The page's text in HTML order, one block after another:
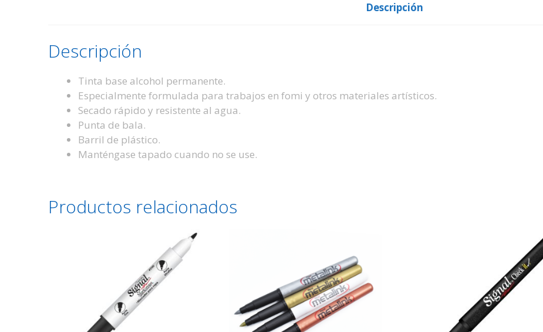
Descripción
Descripción
Tinta base alcohol permanente.
Especialmente formulada para trabajos en fomi y otros materiales artísticos.
Secado rápido y resistente al agua.
Punta de bala.
Barril de plástico.
Manténgase tapado cuando no se use.
Productos relacionados